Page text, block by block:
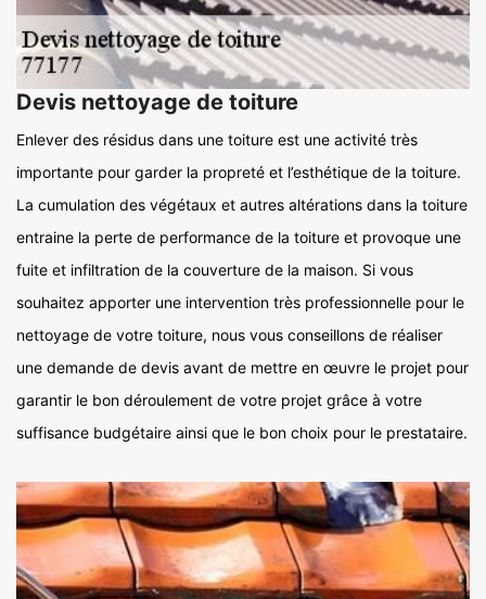
Devis nettoyage de toiture
Enlever des résidus dans une toiture est une activité très
importante pour garder la propreté et l’esthétique de la toiture.
La cumulation des végétaux et autres altérations dans la toiture
entraine la perte de performance de la toiture et provoque une
fuite et infiltration de la couverture de la maison. Si vous
souhaitez apporter une intervention très professionnelle pour le
nettoyage de votre toiture, nous vous conseillons de réaliser
une demande de devis avant de mettre en œuvre le projet pour
garantir le bon déroulement de votre projet grâce à votre
suffisance budgétaire ainsi que le bon choix pour le prestataire.